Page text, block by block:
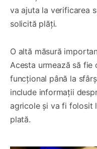
va ajuta la verificarea
solicită plăți.
O altă măsură
Acesta urmează să
funcțional până la
include informații
agricole și va fi folosit
plată.